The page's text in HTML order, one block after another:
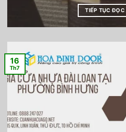
TIẾP TỤC ĐỌC
16
Th7